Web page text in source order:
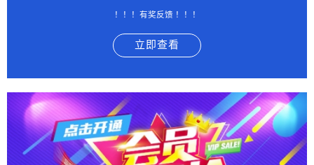
！！！有奖反馈 ！！！
立即查看